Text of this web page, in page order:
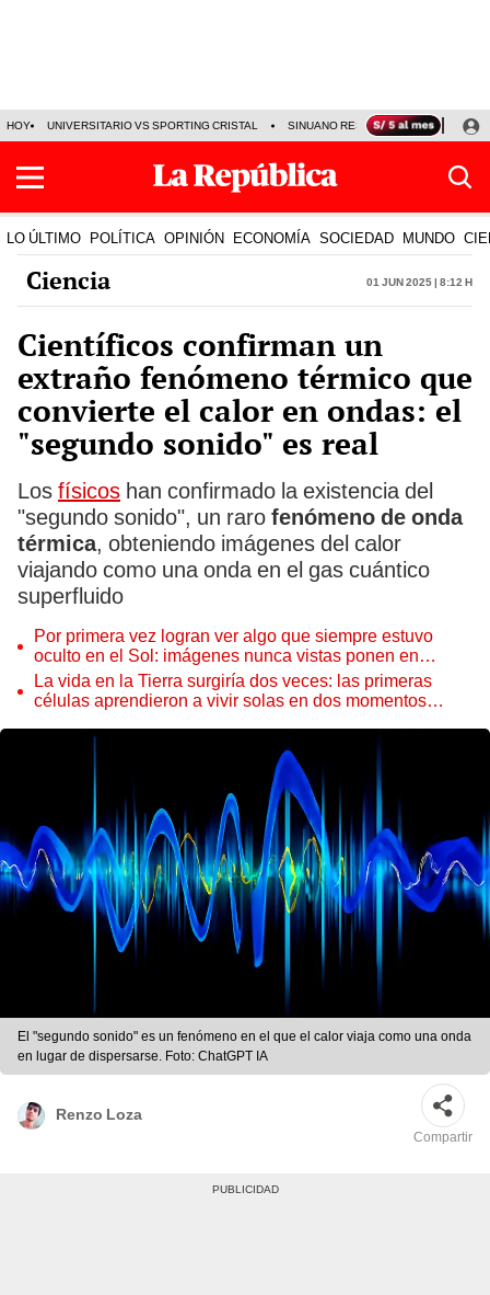
HOY UNIVERSITARIO VS SPORTING CRISTAL SINUANO RESULTADOS HOY
LO ÚLTIMO POLÍTICA OPINIÓN ECONOMÍA SOCIEDAD MUNDO
Ciencia 01 Jun 2025 | 8:12 h
Científicos confirman un
extraño fenómeno térmico que
convierte el calor en ondas: el
"segundo sonido" es real
Los físicos han confirmado la existencia del
"segundo sonido", un raro fenómeno de onda
térmica, obteniendo imágenes del calor
viajando como una onda en el gas cuántico
superfluido
Por primera vez logran ver algo que siempre estuvo
oculto en el Sol: imágenes nunca vistas ponen en
aprietos a científicos
La vida en la Tierra surgiría dos veces: las primeras
células aprendieron a vivir solas en dos momentos
El "segundo sonido" es un fenómeno en el que el calor viaja como una onda
en lugar de dispersarse. Foto: ChatGPT IA
Renzo Loza
Compartir